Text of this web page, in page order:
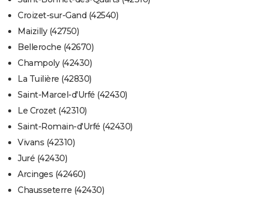
Croizet-sur-Gand (42540)
Maizilly (42750)
Belleroche (42670)
Champoly (42430)
La Tuilière (42830)
Saint-Marcel-d'Urfé (42430)
Le Crozet (42310)
Saint-Romain-d'Urfé (42430)
Vivans (42310)
Juré (42430)
Arcinges (42460)
Chausseterre (42430)